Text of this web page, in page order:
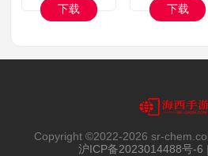
下载 下载
Copyright ©2022-2026 sr-
沪ICP备2023014488号-6 |